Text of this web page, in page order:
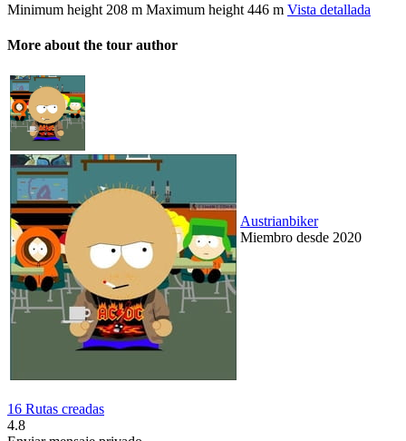
Minimum height 208 m Maximum height 446 m Vista detallada
More about the tour author
Austrianbiker
Miembro desde 2020
16 Rutas creadas
4.8